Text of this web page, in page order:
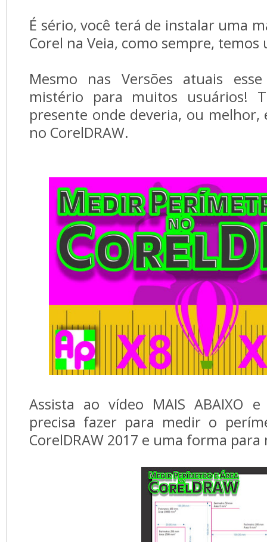
É sério, você terá de instalar uma
Corel na Veia, como sempre, temos
Mesmo nas Versões atuais
mistério para muitos usuários!
presente onde deveria, ou melhor,
no CorelDRAW.
Assista ao vídeo MAIS ABAIXO
precisa fazer para medir o
CorelDRAW 2017 e uma forma